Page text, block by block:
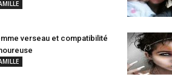
verseau et compatibilité